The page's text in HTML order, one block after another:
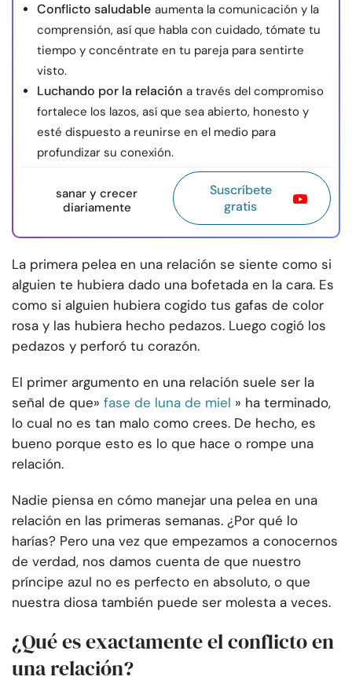
Conflicto saludable aumenta la comunicación y la
comprensión, así que habla con cuidado, tómate tu
tiempo y concéntrate en tu pareja para sentirte
visto.
Luchando por la relación a través del compromiso
fortalece los lazos, así que sea abierto, honesto y
esté dispuesto a reunirse en el medio para
profundizar su conexión.
sanar y crecer
diariamente
Suscríbete
gratis
La primera pelea en una relación se siente como si
alguien te hubiera dado una bofetada en la cara. Es
como si alguien hubiera cogido tus gafas de color
rosa y las hubiera hecho pedazos. Luego cogió los
pedazos y perforó tu corazón.
El primer argumento en una relación suele ser la
señal de que» fase de luna de miel » ha terminado,
lo cual no es tan malo como crees. De hecho, es
bueno porque esto es lo que hace o rompe una
relación.
Nadie piensa en cómo manejar una pelea en una
relación en las primeras semanas. ¿Por qué lo
harías? Pero una vez que empezamos a conocernos
de verdad, nos damos cuenta de que nuestro
príncipe azul no es perfecto en absoluto, o que
nuestra diosa también puede ser molesta a veces.
¿Qué es exactamente el conflicto en
una relación?